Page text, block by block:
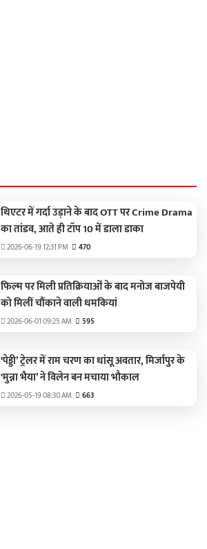
थिएटर में गर्दा उड़ाने के बाद OTT पर Crime Drama
का तांडव, आते ही टॉप 10 में डाला डाका
2026-06-19 12:31 PM 470
फिल्म पर मिली प्रतिक्रियाओं के बाद मनोज बाजपेयी
को मिलीं चौंकाने वाली धमकियां
2026-06-01 09:25 AM 595
‘पेड्डी’ ट्रेलर में राम चरण का धांसू अवतार, मिर्जापुर के
‘मुन्ना भैया’ ने विलेन बन मचाया भौकाल
2026-05-19 08:30 AM 663